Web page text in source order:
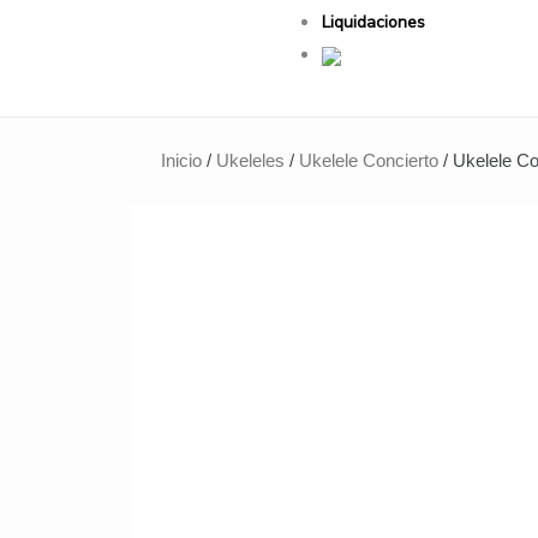
Liquidaciones
Inicio / Ukeleles / Ukelele Concierto / Ukelele